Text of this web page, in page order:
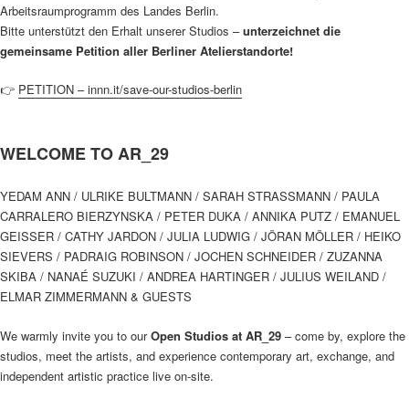
Arbeitsraumprogramm des Landes Berlin.
Bitte unterstützt den Erhalt unserer Studios –unterzeichnet die
gemeinsame Petition aller Berliner Atelierstandorte!
👉 PETITION – innn.it/save-our-studios-berlin
WELCOME TO AR_29
YEDAM ANN / ULRIKE BULTMANN / SARAH STRASSMANN / PAULA
CARRALERO BIERZYNSKA / PETER DUKA / ANNIKA PUTZ / EMANUEL
GEISSER / CATHY JARDON / JULIA LUDWIG / JÖRAN MÖLLER / HEIKO
SIEVERS / PADRAIG ROBINSON / JOCHEN SCHNEIDER / ZUZANNA
SKIBA / NANAÉ SUZUKI / ANDREA HARTINGER / JULIUS WEILAND /
ELMAR ZIMMERMANN & GUESTS
We warmly invite you to ourOpen Studios at AR_29 – come by, explore the
studios, meet the artists, and experience contemporary art, exchange, and
independent artistic practice live on-site.